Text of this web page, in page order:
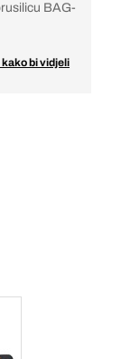
BAG-
bi vidjeli